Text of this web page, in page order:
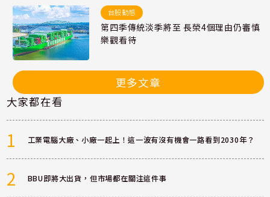
台股動態
第四季傳統淡季將至 長榮4個理由仍審慎
樂觀看待
更多文章
大家都在看
1 工業電腦大廠、小廠一起上！這一波有沒有機會一路看到2030年？
2 BBU即將大出貨，但市場都在關注這件事